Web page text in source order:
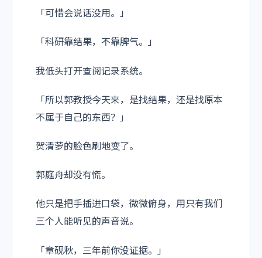
「可惜会说话没用。」
「科研靠结果，不靠脾气。」
我低头打开查阅记录系统。
「所以郭教授今天来，是找结果，还是找原本
不属于自己的东西？」
贺清萝的脸色刷地变了。
郭庭舟却没有慌。
他只是把手插进口袋，微微俯身，用只有我们
三个人能听见的声音说。
「章砚秋，三年前你没证据。」